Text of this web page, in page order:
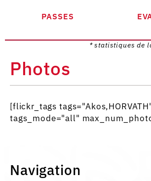
PASSES
* statistiques de
Photos
[flickr_tags
tags_mode="all"
Navigation